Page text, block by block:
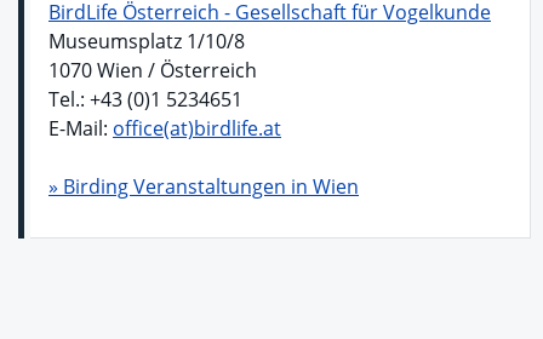
BirdLife Österreich - Gesellschaft für Vogelkunde
Museumsplatz 1/10/8
1070 Wien / Österreich
Tel.: +43 (0)1 5234651
E-Mail: office(at)birdlife.at
» Birding Veranstaltungen in Wien